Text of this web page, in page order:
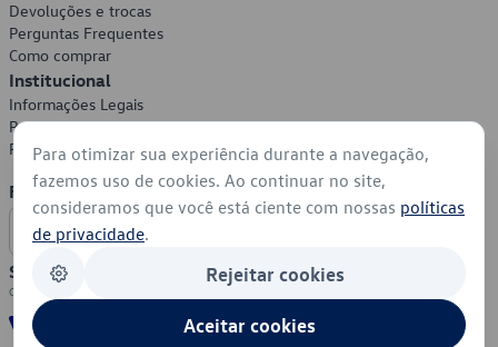
Devoluções e trocas
Perguntas Frequentes
Como comprar
Institucional
Informações Legais
Política de Privacidade
Política de Cookies
Formas de Pagamento
Segurança
Para otimizar sua experiência durante a navegação,
fazemos uso de cookies. Ao continuar no site,
consideramos que você está ciente com nossas políticas
de privacidade.
Rejeitar cookies
Aceitar cookies